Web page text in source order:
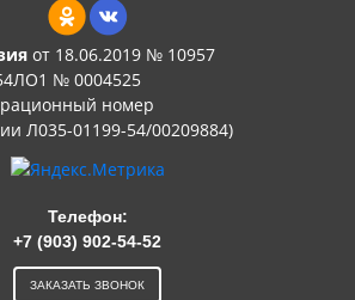
от 18.06.2019 № 10957
№ 0004525
номер
Л035-01199-54/00209884)
Телефон:
+7 (903) 902-54-52
ЗАКАЗАТЬ ЗВОНОК